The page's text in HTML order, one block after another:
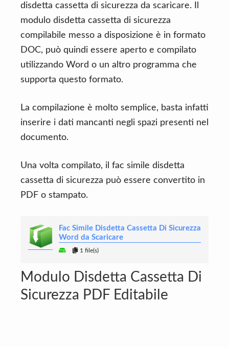
disdetta cassetta di sicurezza da scaricare. Il
modulo disdetta cassetta di sicurezza
compilabile messo a disposizione è in formato
DOC, può quindi essere aperto e compilato
utilizzando Word o un altro programma che
supporta questo formato.
La compilazione è molto semplice, basta infatti
inserire i dati mancanti negli spazi presenti nel
documento.
Una volta compilato, il fac simile disdetta
cassetta di sicurezza può essere convertito in
PDF o stampato.
Fac Simile Disdetta Cassetta Di Sicurezza
Word da Scaricare
1 file(s)
Modulo Disdetta Cassetta Di
Sicurezza PDF Editabile